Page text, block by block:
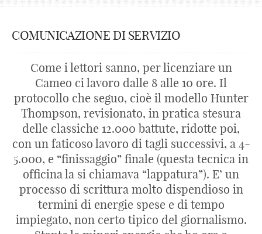
COMUNICAZIONE DI SERVIZIO
Come i lettori sanno, per licenziare un
Cameo ci lavoro dalle 8 alle 10 ore. Il
protocollo che seguo, cioè il modello Hunter
Thompson, revisionato, in pratica stesura
delle classiche 12.000 battute, ridotte poi,
con un faticoso lavoro di tagli successivi, a 4-
5.000, e “finissaggio” finale (questa tecnica in
officina la si chiamava “lappatura”). E’ un
processo di scrittura molto dispendioso in
termini di energie spese e di tempo
impiegato, non certo tipico del giornalismo.